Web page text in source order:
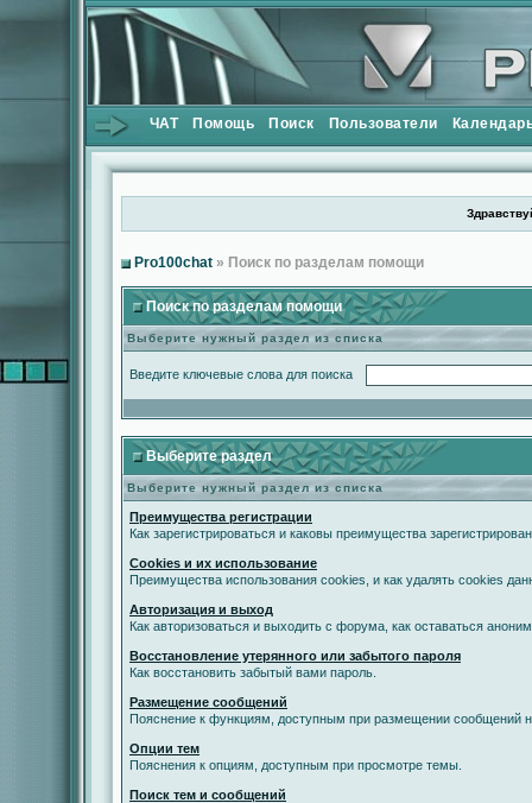
ЧАТ Помощь Поиск Пользователи
Pro100chat » Поиск по разделам помощи
Поиск по разделам помощи
Выберите нужный раздел из списка
Введите ключевые слова для поиска
Выберите раздел
Выберите нужный раздел из списка
Преимущества регистрации
Как зарегистрироваться и каковы преимущества
Cookies и их использование
Преимущества использования cookies, и как удалять cookies
Авторизация и выход
Как авторизоваться и выходить с форума, как оставаться
Восстановление утерянного или забытого пароля
Как восстановить забытый вами пароль.
Размещение сообщений
Пояснение к функциям, доступным при размещении сообщений
Опции тем
Пояснения к опциям, доступным при просмотре темы.
Поиск тем и сообщений